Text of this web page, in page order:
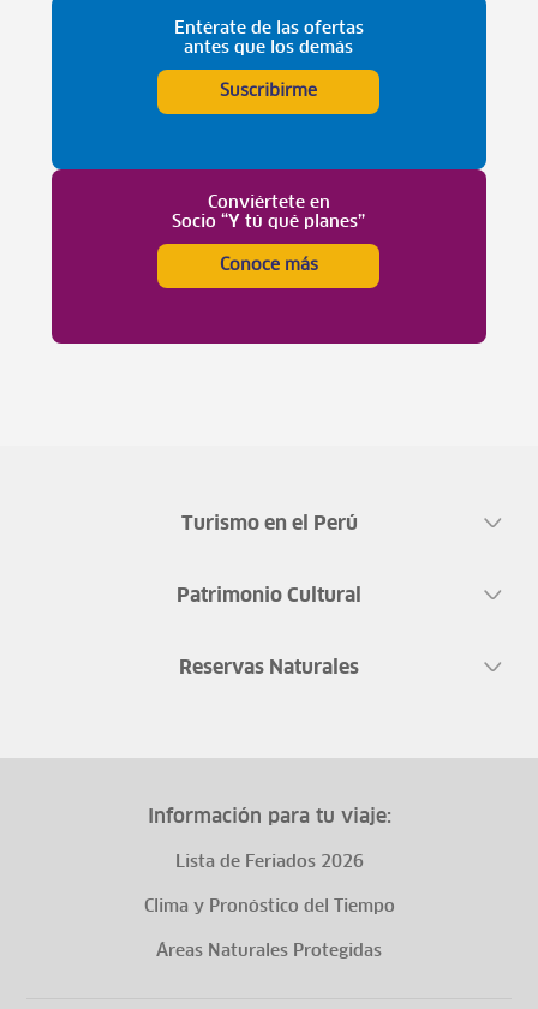
Entérate de las ofertas
antes que los demás
Suscribirme
Conviértete en
Socio “Y tú qué planes”
Conoce más
Turismo en el Perú
Patrimonio Cultural
Reservas Naturales
Información para tu viaje:
Lista de Feriados 2026
Clima y Pronóstico del Tiempo
Áreas Naturales Protegidas